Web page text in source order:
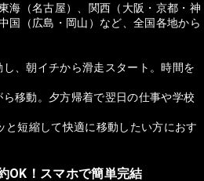
海（名古屋）、関西（大阪・京都・神
国（広島・岡山）など、全国各地から
し、朝イチから滑走スタート。時間を
ら移動。夕方帰着で翌日の仕事や学校
と短縮して快適に移動したい方におす
OK！スマホで簡単完結